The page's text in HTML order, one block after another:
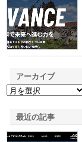
アーカイブ
最近の記事